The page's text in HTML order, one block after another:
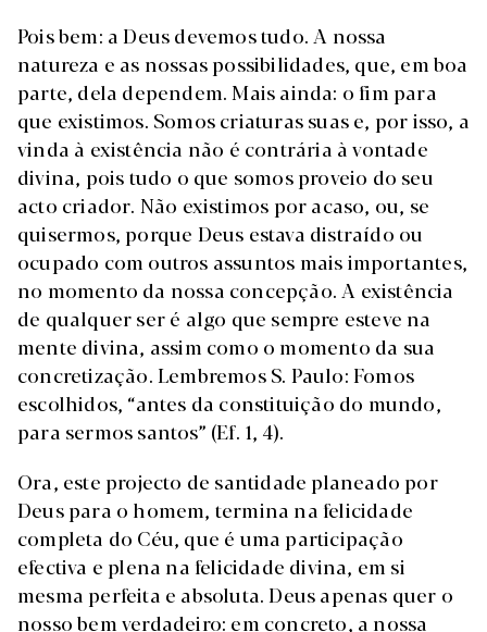
Pois bem: a Deus devemos tudo. A nossa
natureza e as nossas possibilidades, que, em boa
parte, dela dependem. Mais ainda: o fim para
que existimos. Somos criaturas suas e, por isso, a
vinda à existência não é contrária à vontade
divina, pois tudo o que somos proveio do seu
acto criador. Não existimos por acaso, ou, se
quisermos, porque Deus estava distraído ou
ocupado com outros assuntos mais importantes,
no momento da nossa concepção. A existência
de qualquer ser é algo que sempre esteve na
mente divina, assim como o momento da sua
concretização. Lembremos S. Paulo: Fomos
escolhidos, “antes da constituição do mundo,
para sermos santos” (Ef. 1, 4).
Ora, este projecto de santidade planeado por
Deus para o homem, termina na felicidade
completa do Céu, que é uma participação
efectiva e plena na felicidade divina, em si
mesma perfeita e absoluta. Deus apenas quer o
nosso bem verdadeiro: em concreto, a nossa